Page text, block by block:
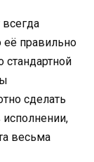
её правильно
стандартной
сделать
исполнении,
весьма